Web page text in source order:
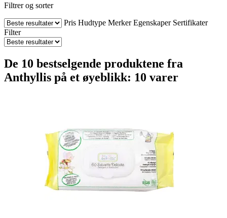
Filtrer og sorter
Pris Hudtype Merker Egenskaper Sertifikater
Filter
De 10 bestselgende produktene fra
Anthyllis på et øyeblikk: 10 varer